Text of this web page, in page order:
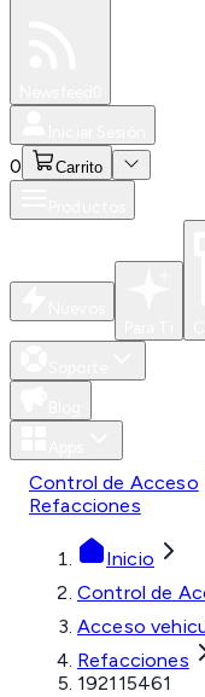
0 Carrito
Control de Acceso
Refacciones
Inicio
Control de
Acceso
Refacciones
192115461